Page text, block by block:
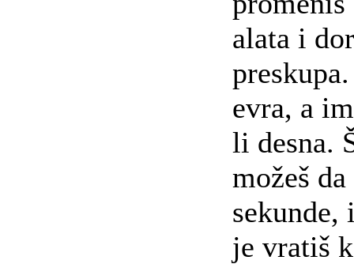
alata i
evra, a
li desna.
možeš
je vratiš